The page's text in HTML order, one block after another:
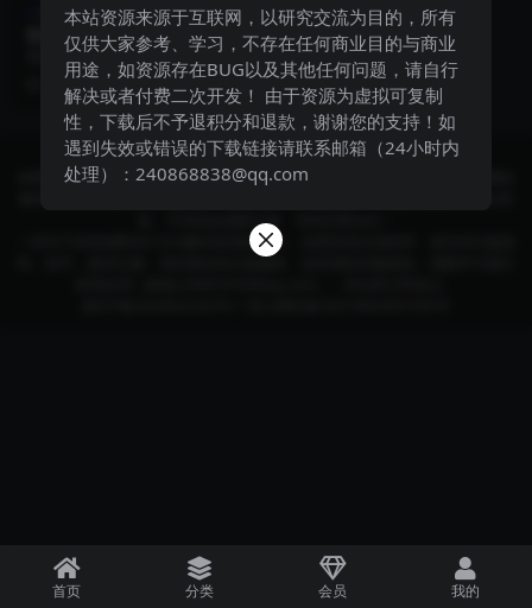
网站源码
彩虹外链网盘V5.5更新新增用
户系统与分块上传
彩虹外链网盘，是一款PHP网盘与
外链分享程序，支持所有格式文件
的上传，可以生成文...
2 年前 157 9.9
Copyright © 2024酷讯部落格- All rights reserved
本网站所有发布的源码、软件和资料均为作者提供或网友推荐收集各大资源网站
途，不得违反国家法律。否则后果自负！
一切关于该资源商业行为与酷讯部落格无关。如果您喜欢该程序，请支持正版源
码、软件，购买注册，得到更好的正版服务。如有侵犯你版权的，请邮件与我们
首页 分类 会员 我的
本站资源来源于互联网，以研究交流为目的，所有
仅供大家参考、学习，不存在任何商业目的与商业
用途，如资源存在BUG以及其他任何问题，请自行
解决或者付费二次开发！ 由于资源为虚拟可复制
性，下载后不予退积分和退款，谢谢您的支持！如
遇到失效或错误的下载链接请联系邮箱（24小时内
处理）：240868838@qq.com